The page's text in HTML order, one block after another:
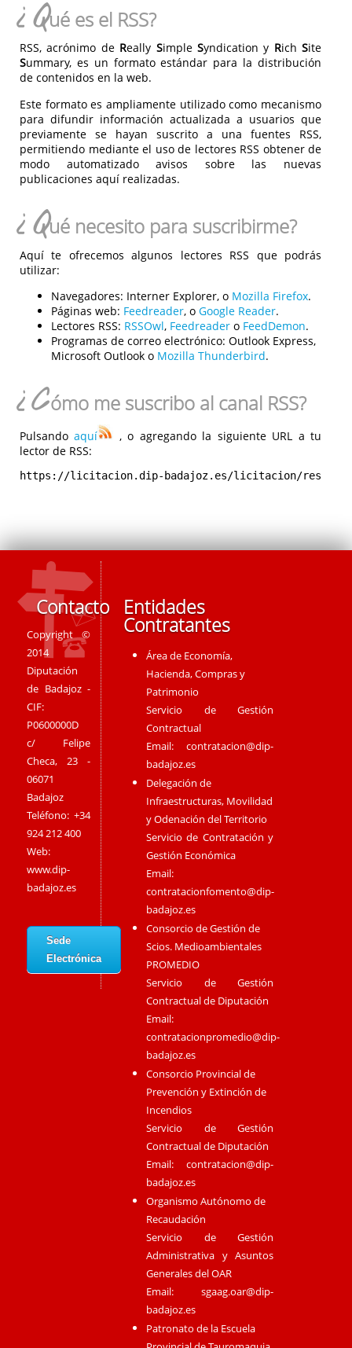
¿Qué es el RSS?
RSS, acrónimo de Really Simple Syndication y RichSite
Summary, es un formato estándar para la distribución
de contenidos en la web.
Este formato es ampliamente utilizado como mecanismo
para difundir información actualizada a usuarios que
previamente se hayan suscrito a una fuentes RSS,
permitiendo mediante el uso de lectores RSS obtener de
modo automatizado avisos sobre las nuevas
publicaciones aquí realizadas.
¿Qué necesito para suscribirme?
Aquí te ofrecemos algunos lectores RSS que podrás
utilizar:
Navegadores: Interner Explorer, o Mozilla Firefox.
Páginas web: Feedreader, o Google Reader.
Lectores RSS: RSSOwl, Feedreader o FeedDemon.
Programas de correo electrónico: Outlook Express,
Microsoft Outlook o Mozilla Thunderbird.
¿Cómo me suscribo al canal RSS?
Pulsandoaquí
, o agregando la siguiente URL a tu
lector de RSS:
https://licitacion.dip-badajoz.es/licitacion/rest/rss/
Contacto
Copyright ©
2014
Diputación
de Badajoz -
CIF:
P0600000D
c/ Felipe
Checa, 23 -
06071
Badajoz
Teléfono: +34
924 212 400
Web:
www.dip-
badajoz.es
Sede
Electrónica
Entidades
Contratantes
Área de Economía,
Hacienda, Compras y
Patrimonio
Servicio de Gestión
Contractual
Email:contratacion@dip-
badajoz.es
Delegación de
Infraestructuras, Movilidad
y Odenación del Territorio
Servicio de Contratación y
Gestión Económica
Email:
contratacionfomento@dip-
badajoz.es
Consorcio de Gestión de
Scios. Medioambientales
PROMEDIO
Servicio de Gestión
Contractual de Diputación
Email:
contratacionpromedio@dip-
badajoz.es
Consorcio Provincial de
Prevención y Extinción de
Incendios
Servicio de Gestión
Contractual de Diputación
Email:contratacion@dip-
badajoz.es
Organismo Autónomo de
Recaudación
Servicio de Gestión
Administrativa y Asuntos
Generales del OAR
Email:sgaag.oar@dip-
badajoz.es
Patronato de la Escuela